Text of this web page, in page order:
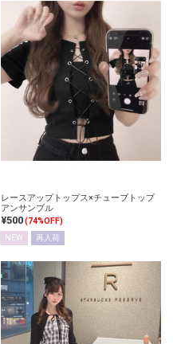
レースアップトップス×チューブトップ
アンサンブル
¥500(74%OFF)
NEW
再入荷